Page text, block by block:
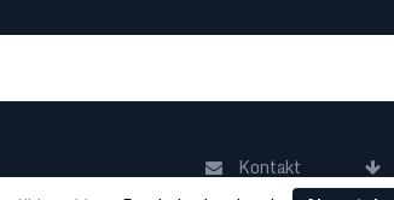
Kontakt